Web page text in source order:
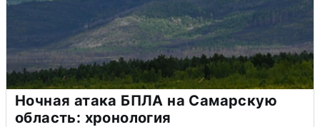
Ночная атака БПЛА на Самарскую
область: хронология